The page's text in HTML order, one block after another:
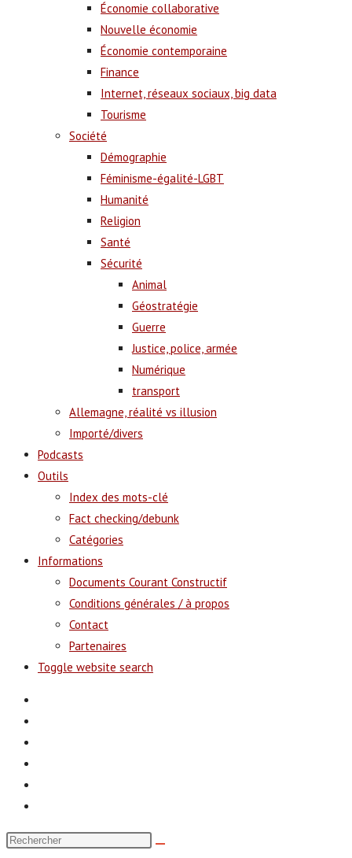
Économie collaborative
Nouvelle économie
Économie contemporaine
Finance
Internet, réseaux sociaux, big data
Tourisme
Société
Démographie
Féminisme-égalité-LGBT
Humanité
Religion
Santé
Sécurité
Animal
Géostratégie
Guerre
Justice, police, armée
Numérique
transport
Allemagne, réalité vs illusion
Importé/divers
Podcasts
Outils
Index des mots-clé
Fact checking/debunk
Catégories
Informations
Documents Courant Constructif
Conditions générales / à propos
Contact
Partenaires
Toggle website search